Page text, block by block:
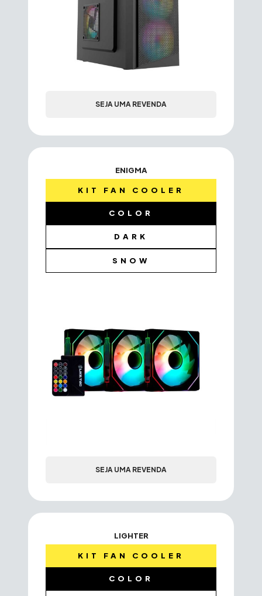
SEJA UMA REVENDA
ENIGMA
KIT FAN COOLER
COLOR
DARK
SNOW
SEJA UMA REVENDA
LIGHTER
KIT FAN COOLER
COLOR